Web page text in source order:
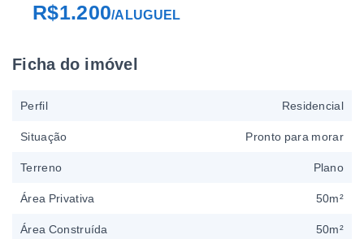
R$1.200/ALUGUEL
Ficha do imóvel
Perfil Residencial
Situação Pronto para morar
Terreno Plano
Área Privativa 50m²
Área Construída 50m²